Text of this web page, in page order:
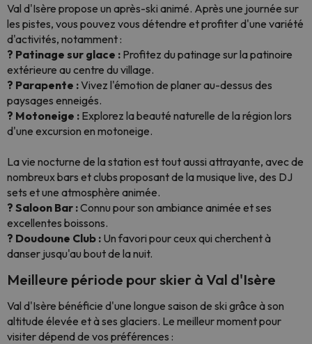
Val d'Isère propose un après-ski animé. Après une journée sur
les pistes, vous pouvez vous détendre et profiter d'une variété
d'activités, notamment :
? Patinage sur glace : Profitez du patinage sur la patinoire
extérieure au centre du village.
? Parapente :Vivez l'émotion de planer au-dessus des
paysages enneigés.
? Motoneige : Explorez la beauté naturelle de la région lors
d'une excursion en motoneige.
La vie nocturne de la station est tout aussi attrayante, avec de
nombreux bars et clubs proposant de la musique live, des DJ
sets et une atmosphère animée.
? Saloon Bar :Connu pour son ambiance animée et ses
excellentes boissons.
? Doudoune Club : Un favori pour ceux qui cherchent à
danser jusqu'au bout de la nuit.
Meilleure période pour skier à Val d'Isère
Val d'Isère bénéficie d'une longue saison de ski grâce à son
altitude élevée et à ses glaciers. Le meilleur moment pour
visiter dépend de vos préférences :